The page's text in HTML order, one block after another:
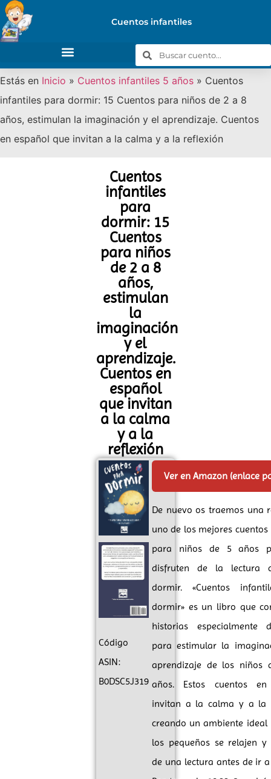
Cuentos infantiles
Estás en Inicio » Cuentos infantiles 5 años » Cuentos
infantiles para dormir: 15 Cuentos para niños de 2 a 8
años, estimulan la imaginación y el aprendizaje. Cuentos
en español que invitan a la calma y a la reflexión
Cuentos
infantiles
para
dormir: 15
Cuentos
para niños
de 2 a 8
años,
estimulan
la
imaginación
y el
aprendizaje.
Cuentos en
español
que invitan
a la calma
y a la
reflexión
Código
ASIN:
B0DSC5J319
Ver en Amazon (enlace
De nuevo os traemos una
uno de los mejores
para niños de 5 años
disfruten de la lectura
dormir. «Cuentos
dormir» es un libro que
historias especialmente
para estimular la
aprendizaje de los niños
años. Estos cuentos en
invitan a la calma y a la
creando un ambiente ideal
los pequeños se relajen y
de una lectura antes de ir